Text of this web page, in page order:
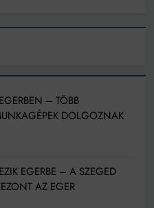
– TÖBB
DOLGOZNAK
EGERBE – A SZEGED
AZ EGER